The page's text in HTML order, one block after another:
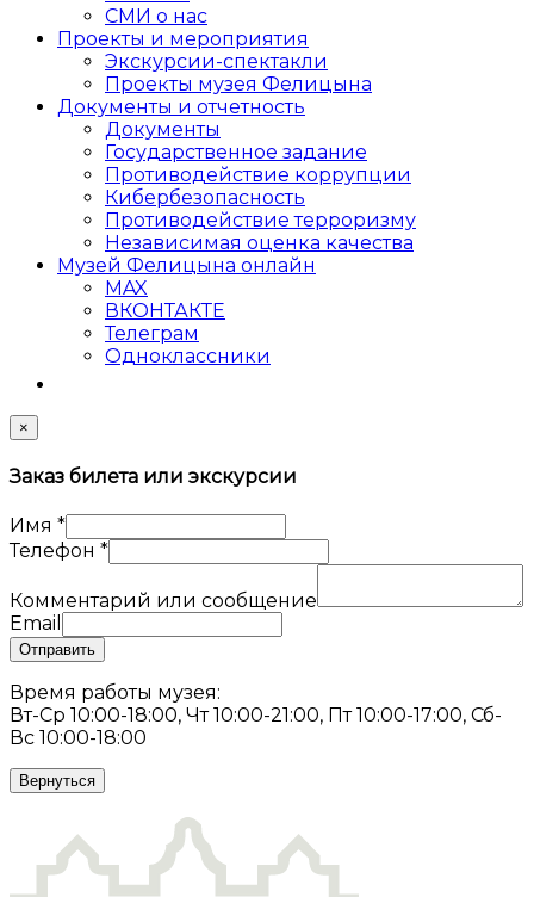
СМИ о нас
Проекты и мероприятия
Экскурсии-спектакли
Проекты музея Фелицына
Документы и отчетность
Документы
Государственное задание
Противодействие коррупции
Кибер­безопасность
Противодействие терроризму
Независимая оценка качества
Музей Фелицына онлайн
MAX
ВКОНТАКТЕ
Телеграм
Одноклассники
×
Заказ билета или экскурсии
Имя *
Телефон *
Комментарий или сообщение
Email
Отправить
Время работы музея:
Вт-Ср 10:00-18:00, Чт 10:00-21:00, Пт 10:00-17:00, Сб-
Вс 10:00-18:00
Вернуться